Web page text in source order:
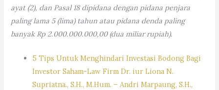
ayat (2), dan Pasal 18 dipidana dengan pidana penjara
paling lama 5 (lima) tahun atau pidana denda paling
banyak Rp 2.000.000.000,00 (dua miliar rupiah).
5 Tips Untuk Menghindari Investasi Bodong Bagi
Investor Saham-Law Firm Dr. iur Liona N.
Supriatna., S.H., M.Hum. – Andri Marpaung, S.H.,